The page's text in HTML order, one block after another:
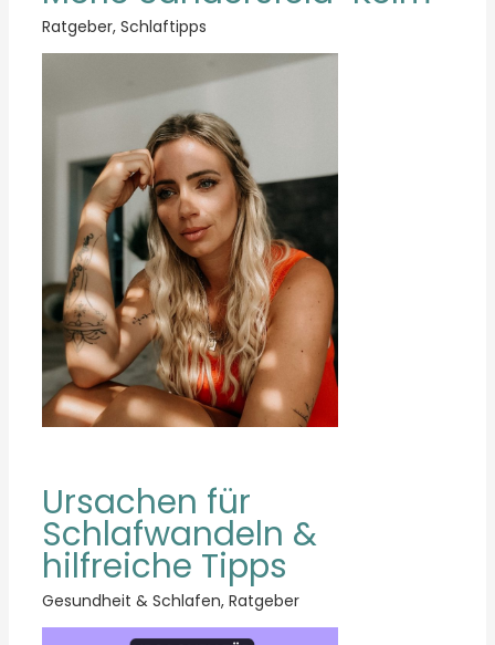
Ratgeber, Schlaftipps
Ursachen für
Schlafwandeln &
hilfreiche Tipps
Gesundheit & Schlafen, Ratgeber